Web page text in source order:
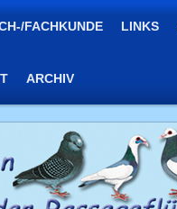
FACHKUNDE LINKS
ARCHIV